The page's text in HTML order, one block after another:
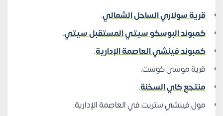
قرية سولاري الساحل الشمالي.
كمبوند البوسكو سيتي المستقبل سيتي.
كمبوند فينشي العاصمة الإدارية.
قرية موسى كوست.
منتجع كاي السخنة.
مول فينشي ستريت في العاصمة الإدارية.